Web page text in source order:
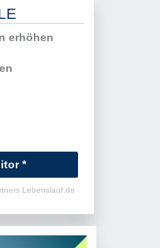
erhöhen
*
Lebenslauf.de